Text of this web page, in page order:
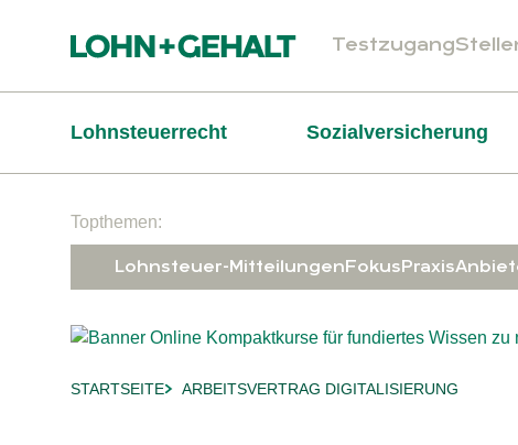
Testzugang
Hauptnavigation
Lohnsteuerrecht Sozialversicherung
Topthemen:
Lohnsteuer-Mitteilungen Fokus Praxis
Breadcrumb-Navigation
STARTSEITE ARBEITSVERTRAG DIGITALISIERUNG